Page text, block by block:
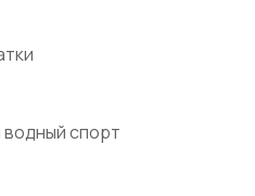
спорт